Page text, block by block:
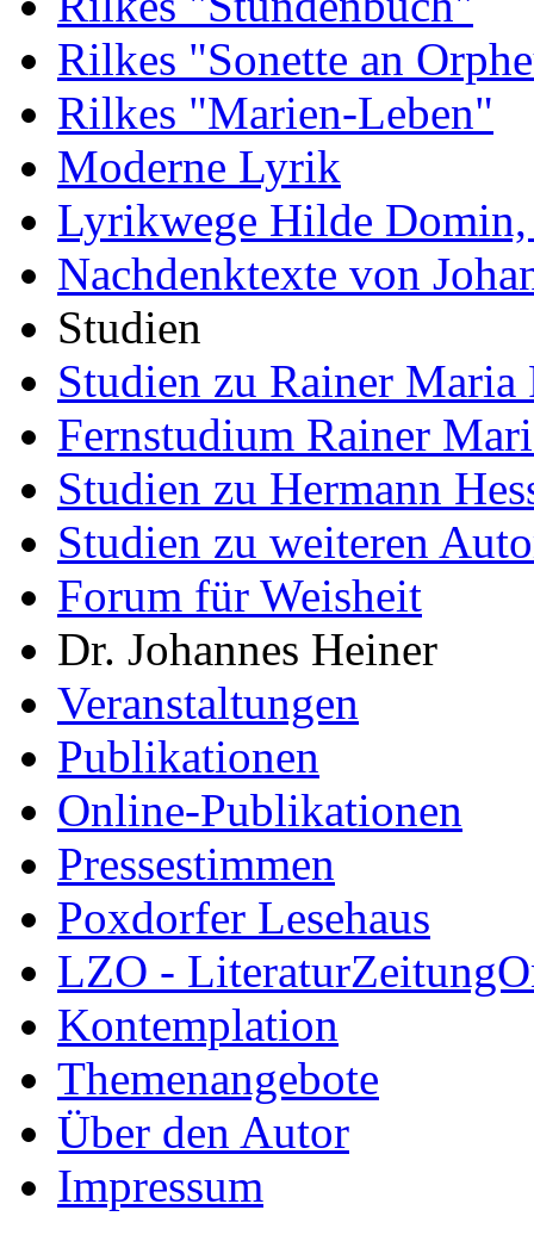
Rilkes "Sonette an
Rilkes "Marien-Leben"
Moderne Lyrik
Lyrikwege Hilde
Nachdenktexte von
Studien
Studien zu Rainer Maria
Fernstudium Rainer
Studien zu Hermann
Studien zu weiteren
Forum für Weisheit
Dr. Johannes Heiner
Veranstaltungen
Publikationen
Online-Publikationen
Pressestimmen
Poxdorfer Lesehaus
LZO -
Kontemplation
Themenangebote
Über den Autor
Impressum